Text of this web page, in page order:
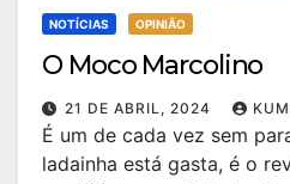
NOTÍCIAS OPINIÃO
O Moco Marcolino
21 DE ABRIL, 2024
É um de cada vez sem
ladainha está gasta, é o